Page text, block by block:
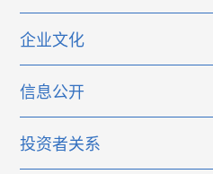
企业文化
信息公开
投资者关系